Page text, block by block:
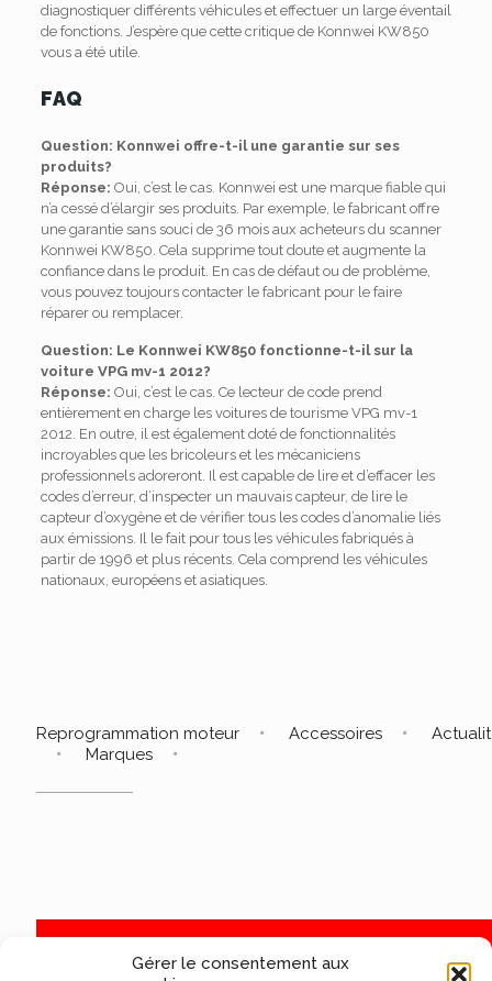
Gérer le consentement aux
diagnostiquer différents véhicules et effectuer un large éventail
de fonctions. J’espère que cette critique de Konnwei KW850
vous a été utile.
FAQ
Question: Konnwei offre-t-il une garantie sur ses
produits?
Réponse: Oui, c’est le cas. Konnwei est une marque fiable qui
n’a cessé d’élargir ses produits. Par exemple, le fabricant offre
une garantie sans souci de 36 mois aux acheteurs du scanner
Konnwei KW850. Cela supprime tout doute et augmente la
confiance dans le produit. En cas de défaut ou de problème,
vous pouvez toujours contacter le fabricant pour le faire
réparer ou remplacer.
Question: Le Konnwei KW850 fonctionne-t-il sur la
voiture VPG mv-1 2012?
Réponse: Oui, c’est le cas. Ce lecteur de code prend
entièrement en charge les voitures de tourisme VPG mv-1
2012. En outre, il est également doté de fonctionnalités
incroyables que les bricoleurs et les mécaniciens
professionnels adoreront. Il est capable de lire et d’effacer les
codes d’erreur, d’inspecter un mauvais capteur, de lire le
capteur d’oxygène et de vérifier tous les codes d’anomalie liés
aux émissions. Il le fait pour tous les véhicules fabriqués à
partir de 1996 et plus récents. Cela comprend les véhicules
nationaux, européens et asiatiques.
Reprogrammation moteur Accessoires
Marques